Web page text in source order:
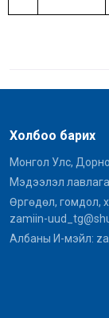
Холбоо барих
Монгол Улс,
Мэдээлэл
Өргөдөл, гомдол,
zamiin-
Албаны И-мэйл: